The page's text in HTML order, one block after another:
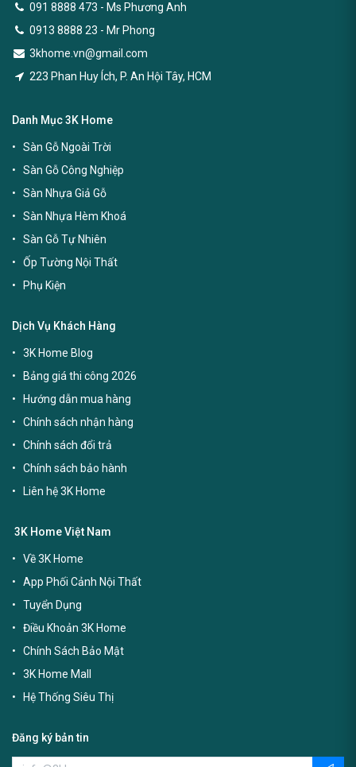
091 8888 473 - Ms Phương Anh
0913 8888 23 - Mr Phong
3khome.vn@gmail.com
223 Phan Huy Ích, P. An Hội Tây, HCM
Danh Mục 3K Home
Sàn Gỗ Ngoài Trời
Sàn Gỗ Công Nghiệp
Sàn Nhựa Giả Gỗ
Sàn Nhựa Hèm Khoá
Sàn Gỗ Tự Nhiên
Ốp Tường Nội Thất
Phụ Kiện
Dịch Vụ Khách Hàng
3K Home Blog
Bảng giá thi công 2026
Hướng dẫn mua hàng
Chính sách nhận hàng
Chính sách đổi trả
Chính sách bảo hành
Liên hệ 3K Home
3K Home Việt Nam
Về 3K Home
App Phối Cảnh Nội Thất
Tuyển Dụng
Điều Khoản 3K Home
Chính Sách Bảo Mật
3K Home Mall
Hệ Thống Siêu Thị
Đăng ký bản tin